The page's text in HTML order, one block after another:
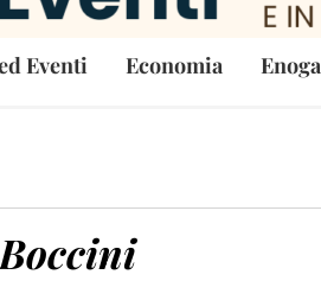
Eventi Economia